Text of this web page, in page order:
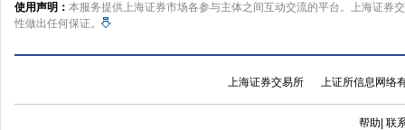
使用声明： 本服务提供上海证券市场各参与主体之间互动交流的平台。上海证券
性做出任何保证。
上海证券交易所 上证所信息网络
帮助 联